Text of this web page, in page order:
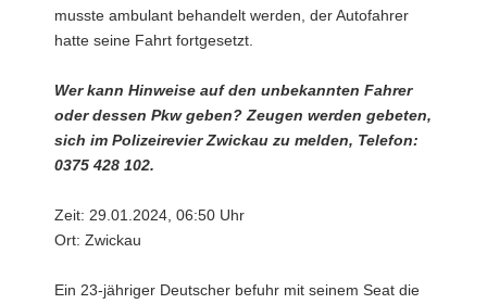
musste ambulant behandelt werden, der Autofahrer
hatte seine Fahrt fortgesetzt.
Wer kann Hinweise auf den unbekannten Fahrer
oder dessen Pkw geben? Zeugen werden gebeten,
sich im Polizeirevier Zwickau zu melden, Telefon:
0375 428 102.
Zeit: 29.01.2024, 06:50 Uhr
Ort: Zwickau
Ein 23-jähriger Deutscher befuhr mit seinem Seat die